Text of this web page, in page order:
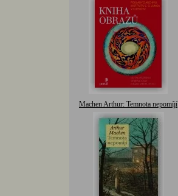
Machen Arthur: Temnota nepomíjí